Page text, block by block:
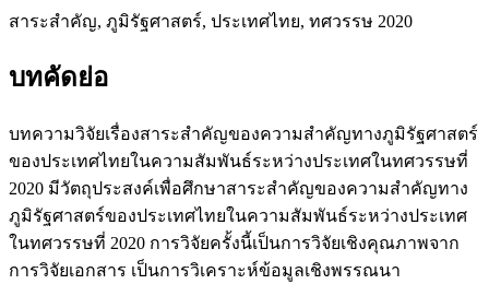
สาระสำคัญ, ภูมิรัฐศาสตร์, ประเทศไทย, ทศวรรษ 2020
บทคัดย่อ
บทความวิจัยเรื่องสาระสำคัญของความสำคัญทางภูมิรัฐศาสตร์
ของประเทศไทยในความสัมพันธ์ระหว่างประเทศในทศวรรษที่
2020 มีวัตถุประสงค์เพื่อศึกษาสาระสำคัญของความสำคัญทาง
ภูมิรัฐศาสตร์ของประเทศไทยในความสัมพันธ์ระหว่างประเทศ
ในทศวรรษที่ 2020 การวิจัยครั้งนี้เป็นการวิจัยเชิงคุณภาพจาก
การวิจัยเอกสาร เป็นการวิเคราะห์ข้อมูลเชิงพรรณนา